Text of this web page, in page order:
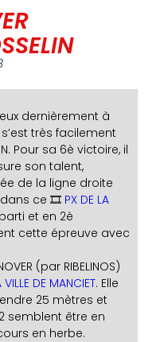
dernièrement à
s’est très facilement
Pour sa 6è victoire, il
son talent,
de la ligne droite
ce 🎞️ PX DE LA
et en 2è
cette épreuve avec
(par RIBELINOS)
DE MANCIET. Elle
25 mètres et
semblent être en
en herbe.